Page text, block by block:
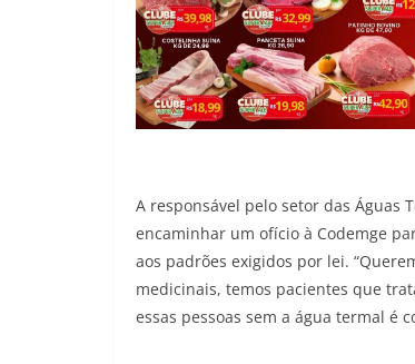
A responsável pelo setor das Águas
encaminhar um ofício à Codemge
aos padrões exigidos por lei.
medicinais, temos pacientes que
essas pessoas sem a água termal é